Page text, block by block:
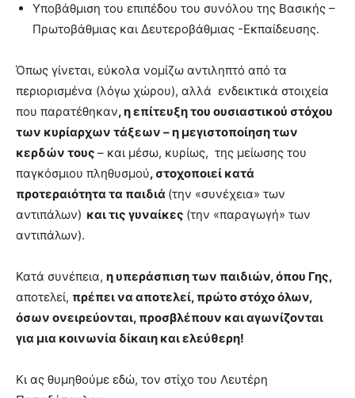
Υποβάθμιση του επιπέδου του συνόλου της Βασικής –
Πρωτοβάθμιας και Δευτεροβάθμιας -Εκπαίδευσης.
Όπως γίνεται, εύκολα νομίζω αντιληπτό από τα
περιορισμένα (λόγω χώρου), αλλά ενδεικτικά στοιχεία
που παρατέθηκαν, η επίτευξη του ουσιαστικού στόχου
των κυρίαρχων τάξεων – η μεγιστοποίηση των
κερδών τους – και μέσω, κυρίως, της μείωσης του
παγκόσμιου πληθυσμού, στοχοποιεί κατά
προτεραιότητα τα παιδιά (την «συνέχεια» των
αντιπάλων) και τις γυναίκες (την «παραγωγή» των
αντιπάλων).
Κατά συνέπεια, η υπεράσπιση των παιδιών, όπου Γης,
αποτελεί, πρέπει να αποτελεί, πρώτο στόχο όλων,
όσων ονειρεύονται, προσβλέπουν και αγωνίζονται
για μια κοινωνία δίκαιη και ελεύθερη!
Κι ας θυμηθούμε εδώ, τον στίχο του Λευτέρη